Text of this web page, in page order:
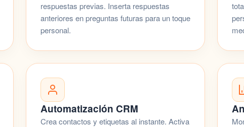
respuestas previas. Inserta respuestas
anteriores en preguntas futuras para un toque
personal.
Automatización CRM
Crea contactos y etiquetas al instante. Activa